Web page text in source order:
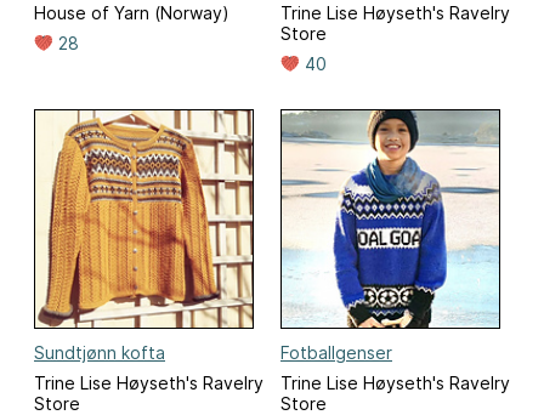
House of Yarn (Norway)
28
Trine Lise Høyseth's Ravelry
Store
40
Sundtjønn kofta
Trine Lise Høyseth's Ravelry
Store
Fotballgenser
Trine Lise Høyseth's Ravelry
Store